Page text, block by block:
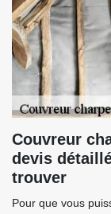
Couvreur
devis
trouver
Pour que vous